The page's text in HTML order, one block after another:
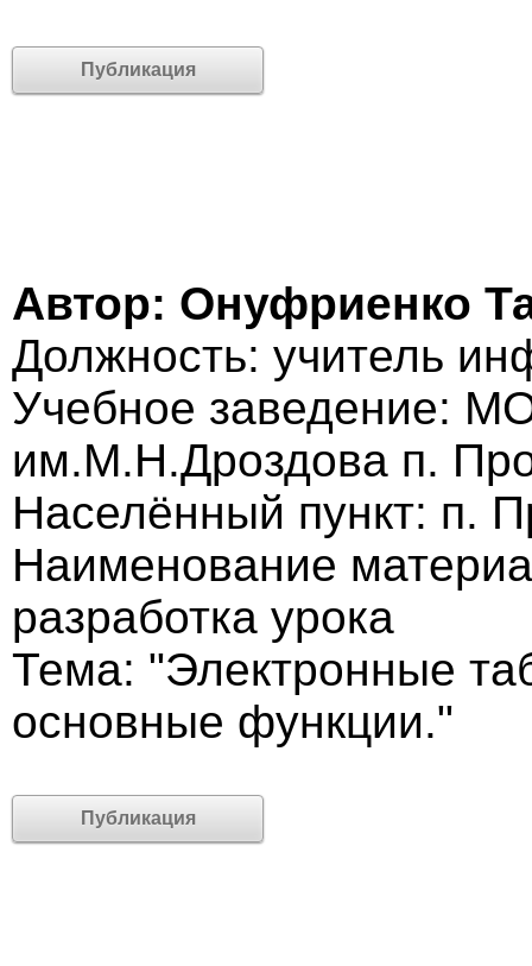
Публикация
Автор: Онуфриенко
Должность: учитель
Учебное заведение:
им.М.Н.Дроздова п.
Населённый пункт: п.
Наименование
разработка урока
Тема: "Электронные
основные функции."
Публикация